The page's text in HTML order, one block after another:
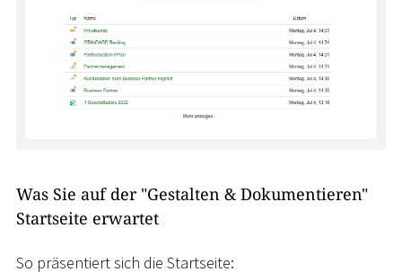
Was Sie auf der "Gestalten & Dokumentieren"
Startseite erwartet
So präsentiert sich die Startseite: